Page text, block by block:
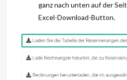
ganz nach unten auf der
Excel-Download-Button.